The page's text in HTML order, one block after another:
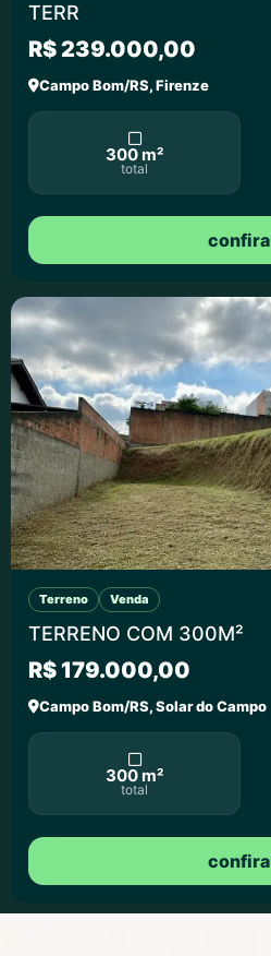
TERR
R$ 239.000,00
Campo Bom/RS, Firenze
300 m²
total
confira
Terreno Venda
TERRENO COM 300M²
R$ 179.000,00
Campo Bom/RS, Solar do Campo
300 m²
total
confira